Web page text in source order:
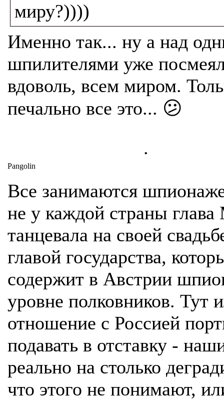
миру?))))
Именно так... ну а над
шпилителями уже
вдоволь, всем миром.
печально все это... 😕
.
Pangolin
Все занимаются
не у каждой страны
танцевала на своей
главой государства,
содержит в Австрии
уровне полковников. Тут
отношение с Россией
подавать в отставку -
реально на столько
что этого не понимают,